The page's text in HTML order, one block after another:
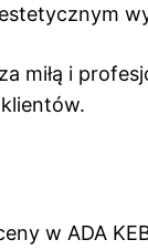
miłą i
w ADA